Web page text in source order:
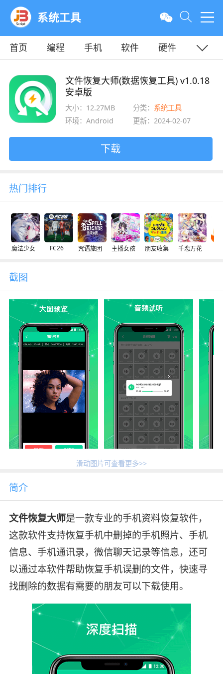
系统工具
首页 编程 手机 软件
硬件
文件恢复大师(数据恢复工具) v1.0.18
安卓版
大小：12.27MB 分类： 系统工具
环境：Android
更新：2024-02-07
下载
热门排行
魔法少女 FC26 咒语旅团 主播女孩 朋友收集 千恋万花
截图
滑动图片可查看更多>>
简介
文件恢复大师是一款专业的手机资料恢复软件，
这款软件支持恢复手机中删掉的手机照片、手机
信息、手机通讯录，微信聊天记录等信息，还可
以通过本软件帮助恢复手机误删的文件，快速寻
找删除的数据有需要的朋友可以下载使用。